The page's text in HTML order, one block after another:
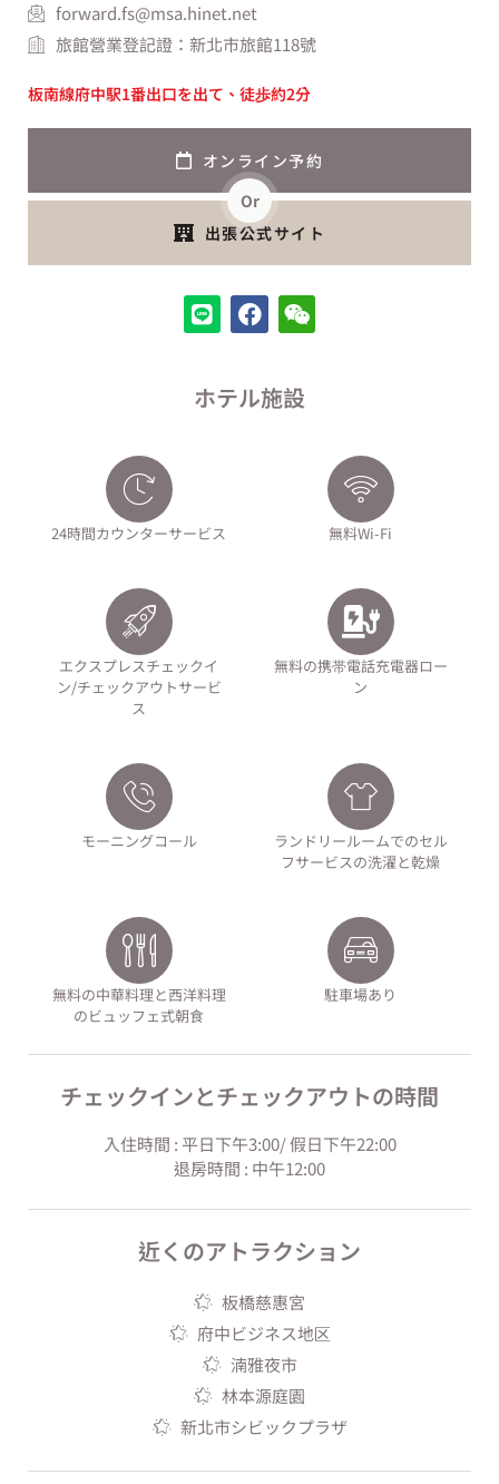
forward.fs@msa.hinet.net
旅館營業登記證：新北市旅館118號
板南線府中駅1番出口を出て、徒歩約2分
オンライン予約
Or
出張公式サイト
ホテル施設
24時間カウンターサービス 無料Wi-Fi
エクスプレスチェックイ
ン/チェックアウトサービ
ス
無料の携帯電話充電器ロー
ン
モーニングコール
ランドリールームでのセル
フサービスの洗濯と乾燥
無料の中華料理と西洋料理
のビュッフェ式朝食
駐車場あり
チェックインとチェックアウトの時間
入住時間 : 平日下午3:00/ 假日下午22:00
退房時間 : 中午12:00
近くのアトラクション
板橋慈惠宮
府中ビジネス地区
湳雅夜市
林本源庭園
新北市シビックプラザ